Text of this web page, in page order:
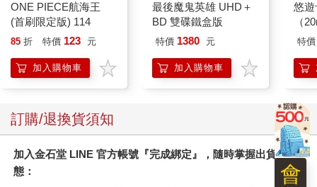
ONE PIECE航海王
(首刷限定版) 114
85 折 特價 123 元
加入購物車
最後魔鬼英雄 UHD＋
BD 雙碟鐵盒版
特價 1380 元
加入購物車
悠
（
特價
訂購/退換貨須知
加入金石堂 LINE 官方帳號『完成綁定』，隨時掌握出貨動
態：
會